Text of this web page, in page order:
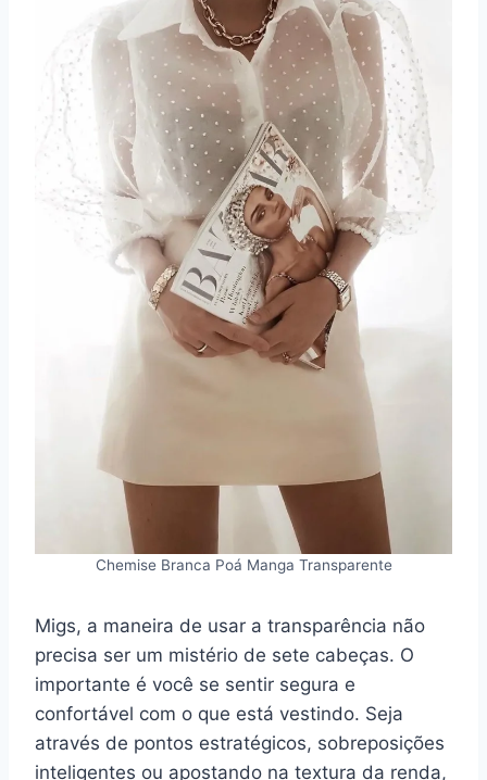
Chemise Branca Poá Manga Transparente
Migs, a maneira de usar a transparência não
precisa ser um mistério de sete cabeças. O
importante é você se sentir segura e
confortável com o que está vestindo. Seja
através de pontos estratégicos, sobreposições
inteligentes ou apostando na textura da renda,